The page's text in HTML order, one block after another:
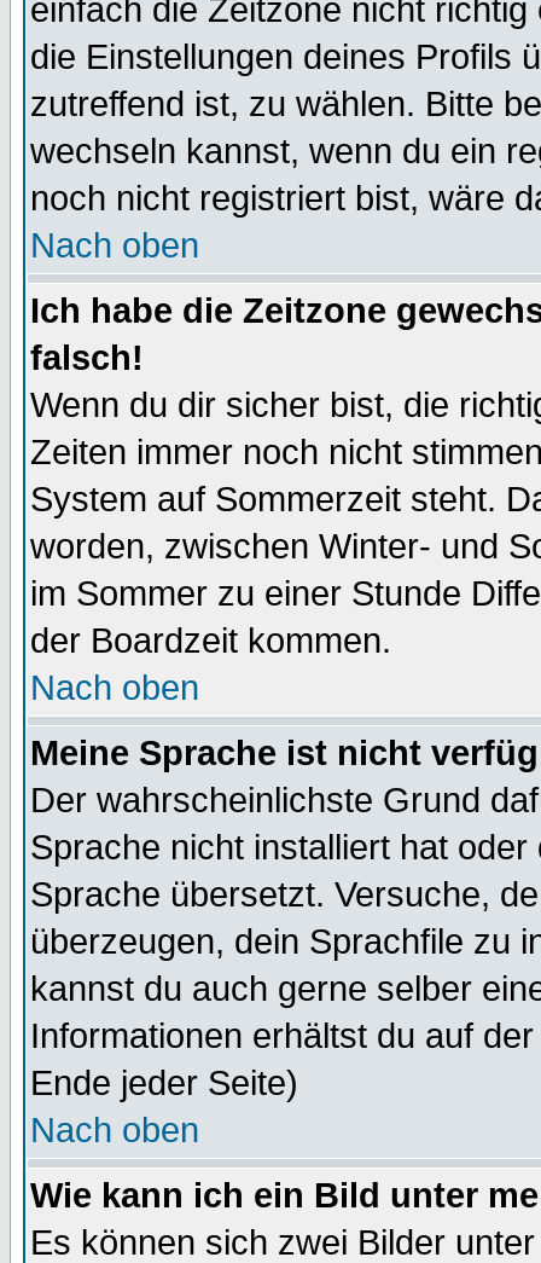
einfach die Zeitzone nicht
die Einstellungen deines Profils
zutreffend ist, zu wählen. Bitte
wechseln kannst, wenn du ein
noch nicht registriert bist, wäre
Nach oben
Ich habe die Zeitzone
falsch!
Wenn du dir sicher bist, die
Zeiten immer noch nicht
System auf Sommerzeit steht.
worden, zwischen Winter- und
im Sommer zu einer Stunde
der Boardzeit kommen.
Nach oben
Meine Sprache ist nicht
Der wahrscheinlichste Grund
Sprache nicht installiert hat
Sprache übersetzt. Versuche,
überzeugen, dein Sprachfile zu
kannst du auch gerne selber
Informationen erhältst du auf
Ende jeder Seite)
Nach oben
Wie kann ich ein Bild unter
Es können sich zwei Bilder